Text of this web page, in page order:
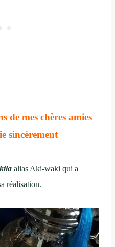
de mes chères amies
sincèrement
alias Aki-waki qui a
réalisation.